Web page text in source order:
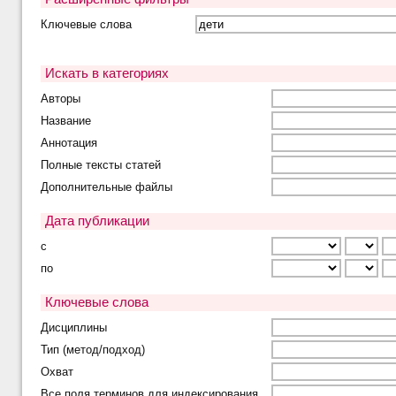
Ключевые слова
Искать в категориях
Авторы
Название
Аннотация
Полные тексты статей
Дополнительные файлы
Дата публикации
с
по
Ключевые слова
Дисциплины
Тип (метод/подход)
Охват